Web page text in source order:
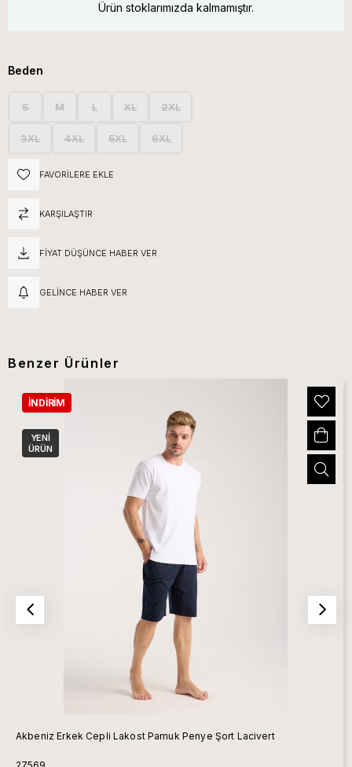
Ürün stoklarımızda kalmamıştır.
Beden
S M L XL 2XL
3XL 4XL 5XL 6XL
FAVORILERE EKLE
KARŞILAŞTIR
FIYAT DÜŞÜNCE HABER VER
GELINCE HABER VER
Benzer Ürünler
Akbeniz Erkek Cepli Lakost Pamuk Penye Şort Lacivert
İNDIRIM
YENI
ÜRÜN